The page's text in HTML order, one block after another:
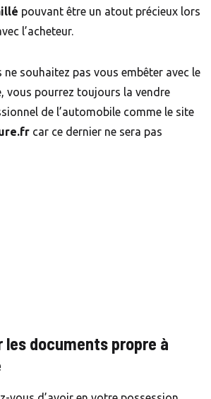
pouvant être un atout précieux lors
l’acheteur.
souhaitez pas vous embêter avec le
vous pourrez toujours la vendre
de l’automobile comme le site
car ce dernier ne sera pas
les documents propre à